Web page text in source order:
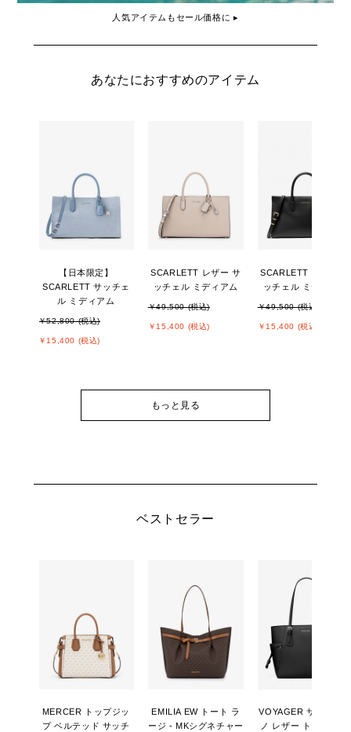
人気アイテムもセール価格に ▸
あなたにおすすめのアイテム
【日本限定】
SCARLETT サッチェ
ル ミディアム
￥52,800 (税込)
￥15,400 (税込)
SCARLETT レザー サ
ッチェル ミディアム
￥49,500 (税込)
￥15,400 (税込)
SCARLETT レザー サ
ッチェル ミディアム
￥49,500 (税込)
￥15,400 (税込)
もっと見る
ベストセラー
MERCER トップジッ
プ ベルテッド サッチ
EMILIA EW トート ラ
ージ - MKシグネチャー
VOYAGER サフィア
ノ レザー トート ラー